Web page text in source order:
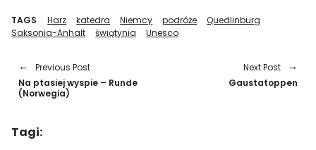
TAGS Harz katedra Niemcy podróże
Quedlinburg
Saksonia-Anhalt
świątynia Unesco
Previous Post
Na ptasiej wyspie – Runde
(Norwegia)
Next Post
Gaustatoppen
Tagi: